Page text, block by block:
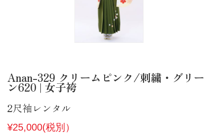
Anan-329 クリームピンク/刺繍・グリー
ン620 | 女子袴
2尺袖レンタル
¥25,000(税別）